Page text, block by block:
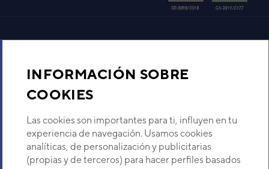
INFORMACIÓN SOBRE
COOKIES
Las cookies son importantes para ti, influyen en tu
experiencia de navegación. Usamos cookies
analíticas, de personalización y publicitarias
(propias y de terceros) para hacer perfiles basados
Recambios
Descubre Eurofred